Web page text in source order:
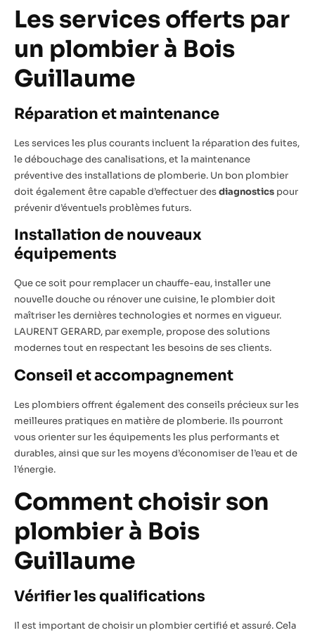
Les services offerts par
un plombier à Bois
Guillaume
Réparation et maintenance
Les services les plus courants incluent la réparation des fuites,
le débouchage des canalisations, et la maintenance
préventive des installations de plomberie. Un bon plombier
doit également être capable d’effectuer desdiagnostics pour
prévenir d’éventuels problèmes futurs.
Installation de nouveaux
équipements
Que ce soit pour remplacer un chauffe-eau, installer une
nouvelle douche ou rénover une cuisine, le plombier doit
maîtriser les dernières technologies et normes en vigueur.
LAURENT GERARD, par exemple, propose des solutions
modernes tout en respectant les besoins de ses clients.
Conseil et accompagnement
Les plombiers offrent également des conseils précieux sur les
meilleures pratiques en matière de plomberie. Ils pourront
vous orienter sur les équipements les plus performants et
durables, ainsi que sur les moyens d’économiser de l’eau et de
l’énergie.
Comment choisir son
plombier à Bois
Guillaume
Vérifier les qualifications
Il est important de choisir un plombier certifié et assuré. Cela